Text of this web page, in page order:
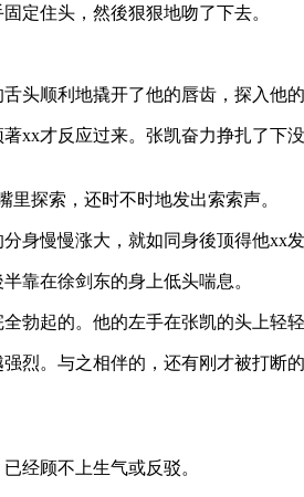
定住头，然後狠狠地吻了下去。
头顺利地撬开了他的唇齿，探入他
xx才反应过来。张凯奋力挣扎了
探索，还时不时地发出索索声。
身慢慢涨大，就如同身後顶得他xx发
靠在徐剑东的身上低头喘息。
勃起的。他的左手在张凯的头上轻
烈。与之相伴的，还有刚才被打
经顾不上生气或反驳。